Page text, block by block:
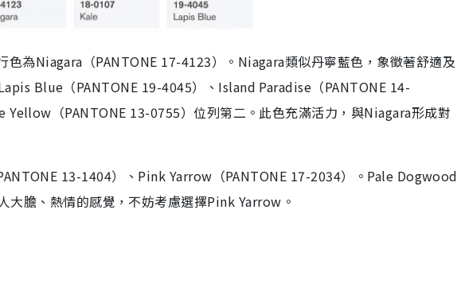
色為Niagara（PANTONE 17-4123）。Niagara類似丹寧藍色，象徵著舒適及
Blue（PANTONE 19-4045）、Island Paradise（PANTONE 14-
（PANTONE 13-0755）位列第二。此色充滿活力，與Niagara形成對
13-1404）、Pink Yarrow（PANTONE 17-2034）。Pale Dogwood
大膽、熱情的感覺，不妨考慮選擇Pink Yarrow。